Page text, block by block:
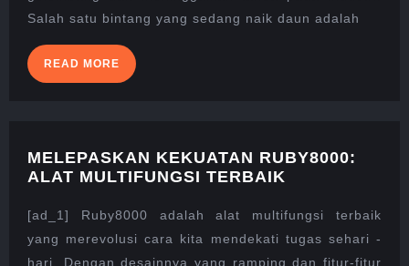
DI
Salah satu bintang yang sedang naik daun adalah
READ MORE READ
MORE
MELEPASKAN KEKUATAN RUBY8000:
ALAT MULTIFUNGSI TERBAIK
RUBY8000:
ALAT
MULTIFUNGSI
[ad_1] Ruby8000 adalah alat multifungsi terbaik
yang merevolusi cara kita mendekati tugas sehari -
hari. Dengan desainnya yang ramping dan fitur-fitur